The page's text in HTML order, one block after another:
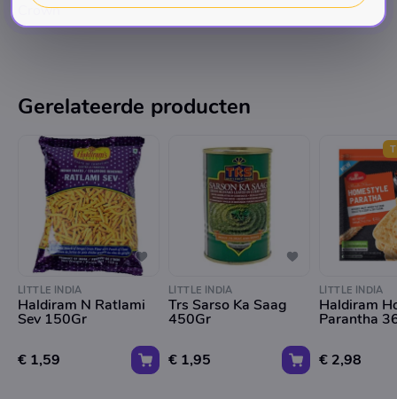
Crown
Gerelateerde producten
LITTLE INDIA
Haldiram N Ratlami
Sev 150Gr
€ 1,59
LITTLE INDIA
Trs Sarso Ka Saag
450Gr
€ 1,95
LITTLE INDIA
Haldiram
Parantha
€ 2,98